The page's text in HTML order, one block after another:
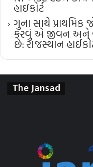
હાઇકોર્ટ
ગુના સાથે
કરવું એ જીવન અને
છે: રાજસ્થાન
The Jansad